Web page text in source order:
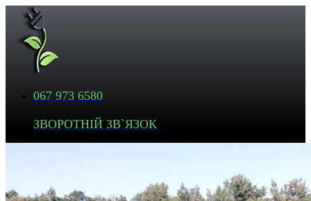
067 973 6580
ЗВОРОТНІЙ ЗВ`ЯЗОК